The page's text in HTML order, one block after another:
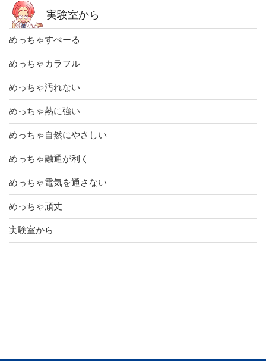
ョ
ン
実験室から
めっちゃすべーる
めっちゃカラフル
めっちゃ汚れない
めっちゃ熱に強い
めっちゃ自然にやさしい
めっちゃ融通が利く
めっちゃ電気を通さない
めっちゃ頑丈
実験室から